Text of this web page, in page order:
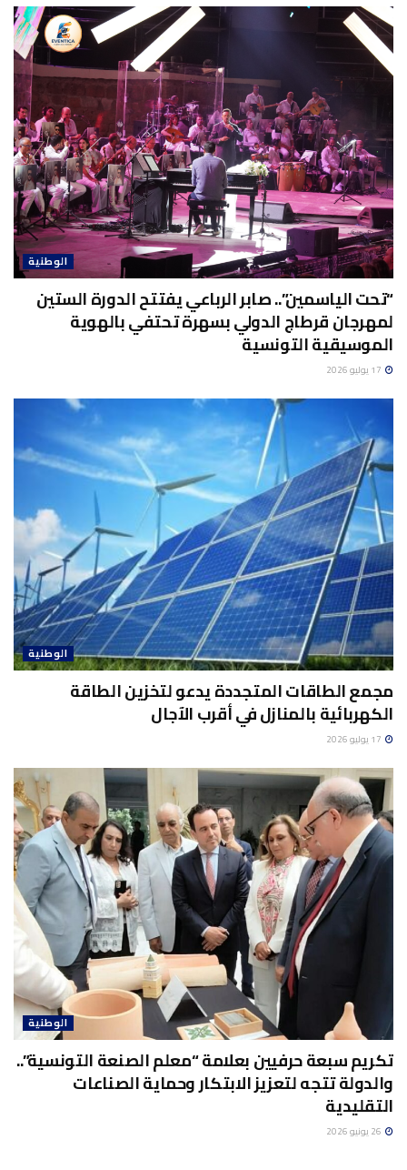
الوطنية
“تحت الياسمين”.. صابر الرباعي يفتتح الدورة الستين
لمهرجان قرطاج الدولي بسهرة تحتفي بالهوية
الموسيقية التونسية
الوطنية
مجمع الطاقات المتجددة يدعو لتخزين الطاقة
الكهربائية بالمنازل في أقرب الآجال
الوطنية
تكريم سبعة حرفيين بعلامة “معلم الصنعة التونسية”..
والدولة تتجه لتعزيز الابتكار وحماية الصناعات
التقليدية